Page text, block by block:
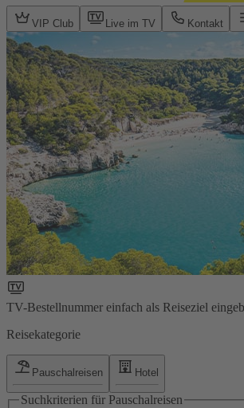
VIP Club Live im TV Kontakt
TV-Bestellnummer einfach als Reiseziel
Reisekategorie
Pauschalreisen Hotel
Suchkriterien für Pauschalreisen